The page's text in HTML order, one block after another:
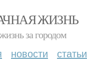
ЖИЗНЬ
жизнь за городом
новости статьи